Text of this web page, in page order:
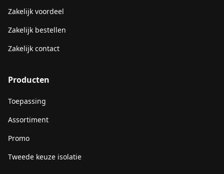
Zakelijk voordeel
Zakelijk bestellen
Zakelijk contact
Producten
Toepassing
Assortiment
Promo
Tweede keuze isolatie